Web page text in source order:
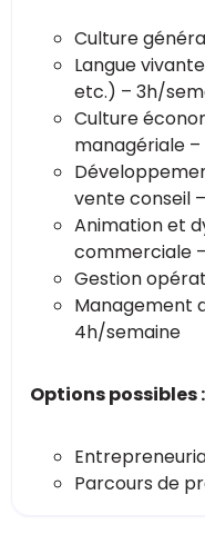
Culture
Langue
etc.) – 3h/
Culture
managériale
vente conseil
Animation et
commerciale
Gestion
Management
4h/semaine
Options possibles :
Parcours de